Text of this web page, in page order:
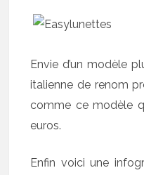
Envie d’un modèle
italienne de renom
comme ce modèle
euros.
Enfin voici une